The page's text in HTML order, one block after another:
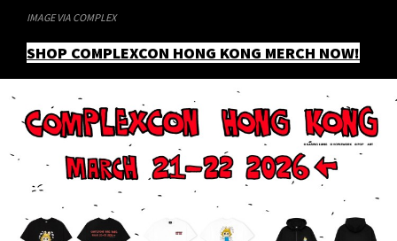
IMAGE VIA COMPLEX
SHOP COMPLEXCON HONG KONG MERCH NOW!